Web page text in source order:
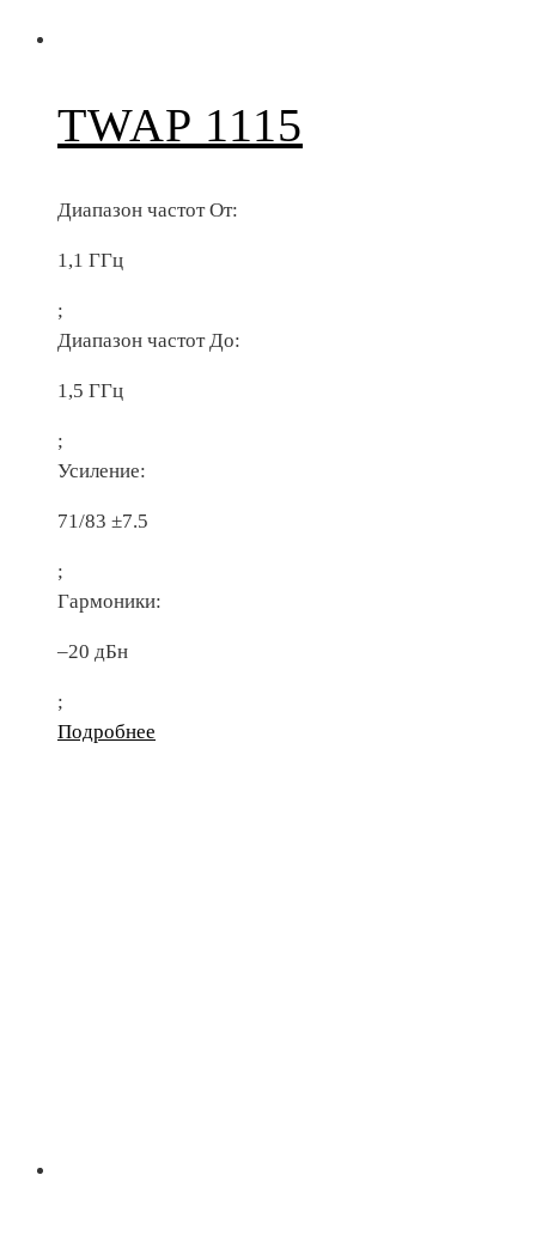
TWAP 1115
Диапазон частот От:
1,1 ГГц
;
Диапазон частот До:
1,5 ГГц
;
Усиление:
71/83 ±7.5
;
Гармоники:
–20 дБн
;
Подробнее